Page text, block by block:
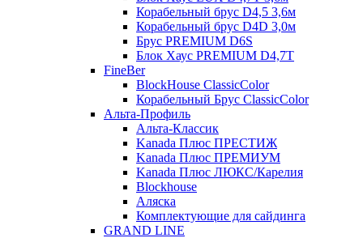
Корабельный брус D4,5 3,6м
Корабельный брус D4D 3,0м
Брус PREMIUM D6S
Блок Хаус PREMIUM D4,7T
FineBer
BlockHouse ClassicColor
Корабельный Брус ClassicColor
Альта-Профиль
Альта-Классик
Kanada Плюс ПРЕСТИЖ
Kanada Плюс ПРЕМИУМ
Kanada Плюс ЛЮКС/Карелия
Blockhouse
Аляска
Комплектующие для сайдинга
GRAND LINE